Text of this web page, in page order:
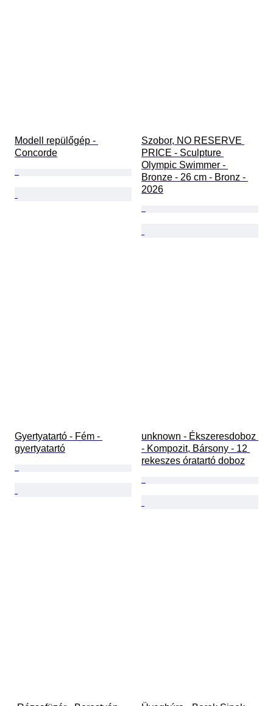
Modell repülőgép -
Concorde
Szobor, NO RESERVE
PRICE - Sculpture
Olympic Swimmer -
Bronze - 26 cm - Bronz -
2026
Gyertyatartó - Fém -
gyertyatartó
unknown - Ékszeresdoboz
- Kompozit, Bársony - 12
rekeszes óratartó doboz